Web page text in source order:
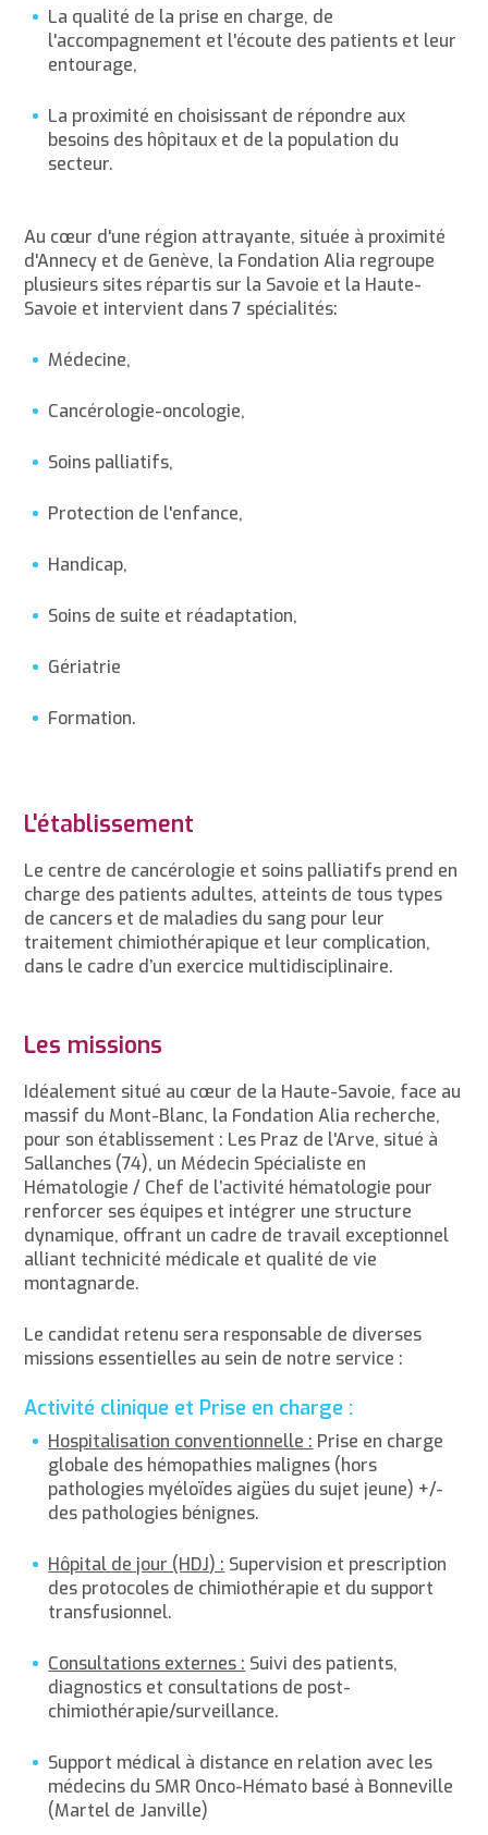
La qualité de la prise en charge, de
l'accompagnement et l'écoute des patients et leur
entourage,
La proximité en choisissant de répondre aux
besoins des hôpitaux et de la population du
secteur.
Au cœur d'une région attrayante, située à proximité
d'Annecy et de Genève, la Fondation Alia regroupe
plusieurs sites répartis sur la Savoie et la Haute-
Savoie et intervient dans 7 spécialités:
Médecine,
Cancérologie-oncologie,
Soins palliatifs,
Protection de l'enfance,
Handicap,
Soins de suite et réadaptation,
Gériatrie
Formation.
L'établissement
Le centre de cancérologie et soins palliatifs prend en
charge des patients adultes, atteints de tous types
de cancers et de maladies du sang pour leur
traitement chimiothérapique et leur complication,
dans le cadre d’un exercice multidisciplinaire.
Les missions
Idéalement situé au cœur de la Haute-Savoie, face au
massif du Mont-Blanc, la Fondation Alia recherche,
pour son établissement : Les Praz de l'Arve, situé à
Sallanches (74), un Médecin Spécialiste en
Hématologie / Chef de l’activité hématologie pour
renforcer ses équipes et intégrer une structure
dynamique, offrant un cadre de travail exceptionnel
alliant technicité médicale et qualité de vie
montagnarde.
Le candidat retenu sera responsable de diverses
missions essentielles au sein de notre service :
Activité clinique et Prise en charge :
Hospitalisation conventionnelle : Prise en charge
globale des hémopathies malignes (hors
pathologies myéloïdes aigües du sujet jeune) +/-
des pathologies bénignes.
Hôpital de jour (HDJ) : Supervision et prescription
des protocoles de chimiothérapie et du support
transfusionnel.
Consultations externes : Suivi des patients,
diagnostics et consultations de post-
chimiothérapie/surveillance.
Support médical à distance en relation avec les
médecins du SMR Onco-Hémato basé à Bonneville
(Martel de Janville)